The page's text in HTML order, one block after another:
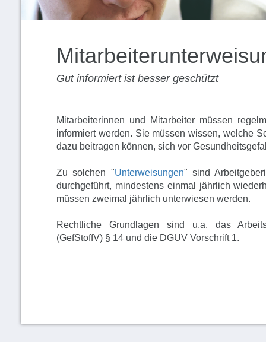
Gut informiert ist besser geschützt
Mitarbeiterinnen und Mitarbeiter müssen
informiert werden. Sie müssen wissen, welche
dazu beitragen können, sich vor
Zu solchen "Unterweisungen" sind
durchgeführt, mindestens einmal jährlich
müssen zweimal jährlich unterwiesen werden.
Rechtliche Grundlagen sind u.a. das
(GefStoffV) § 14 und die DGUV Vorschrift 1.